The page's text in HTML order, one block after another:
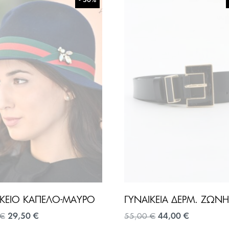
ΚΑΠΈΛΟ-ΜΑΎΡΟ
Original
29,50€Η
55,00€ Original
44,00€Η